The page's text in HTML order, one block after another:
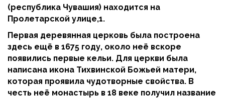
(республика Чувашия) находится на
Пролетарской улице,1.
Первая деревянная церковь была построена
здесь ещё в 1675 году, около неё вскоре
появились первые кельи. Для церкви была
написана икона Тихвинской Божьей матери,
которая проявила чудотворные свойства. В
честь неё монастырь в 18 веке получил название